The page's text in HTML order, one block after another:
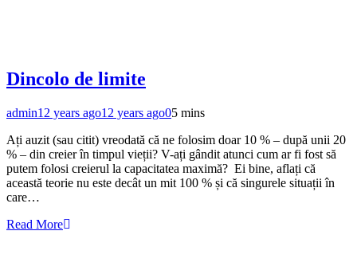
Dincolo de limite
admin12 years ago12 years ago05 mins
Ați auzit (sau citit) vreodată că ne folosim doar 10 % – după unii 20
% – din creier în timpul vieții? V-ați gândit atunci cum ar fi fost să
putem folosi creierul la capacitatea maximă? Ei bine, aflați că
această teorie nu este decât un mit 100 % și că singurele situații în
care…
Read More